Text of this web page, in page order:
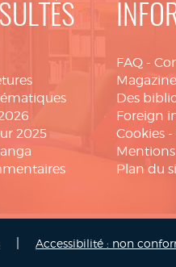
2025
FAQ -
Des
Foreign
Cookies -
Plan du
Accessibilité : non